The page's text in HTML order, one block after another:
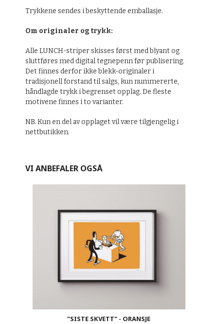
Trykkene sendes i beskyttende emballasje.
Om originaler og trykk:
Alle LUNCH-striper skisses først med blyant og
sluttføres med digital tegnepenn før publisering.
Det finnes derfor ikke blekk-originaler i
tradisjonell forstand til salgs, kun nummererte,
håndlagde trykk i begrenset opplag. De fleste
motivene finnes i to varianter.
NB. Kun en del av opplaget vil være tilgjengelig i
nettbutikken.
VI ANBEFALER OGSÅ
"SISTE SKVETT" - ORANSJE